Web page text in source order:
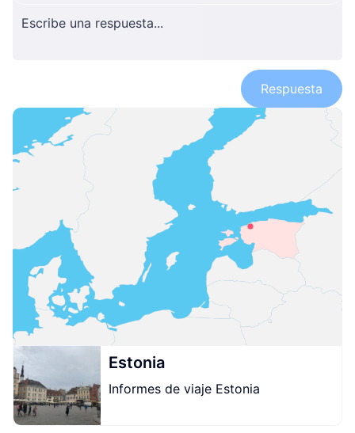
sowardas
sowardas
sowardas
Respuesta
Estonia
Informes de viaje Estonia